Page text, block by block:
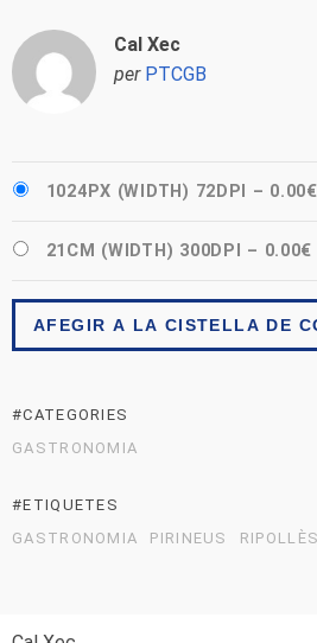
Cal Xec
per PTCGB
1024PX (WIDTH) 72DPI – 0.00€
21CM (WIDTH) 300DPI – 0.00€
AFEGIR A LA CISTELLA DE
#CATEGORIES
GASTRONOMIA
#ETIQUETES
GASTRONOMIA
PIRINEUS RIPOLLÈS